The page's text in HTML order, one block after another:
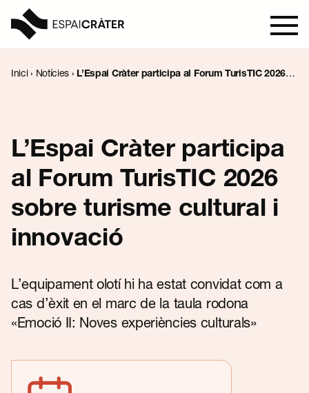
Aprèn
Explora
Programació
Notícies
Contacte
Inici› Notícies › L’Espai Cràter participa al Forum TurisTIC 2026
L’Espai Cràter participa
al Forum TurisTIC 2026
sobre turisme cultural i
innovació
L’equipament olotí hi ha estat convidat com a
cas d’èxit en el marc de la taula rodona
«Emoció II: Noves experiències culturals»